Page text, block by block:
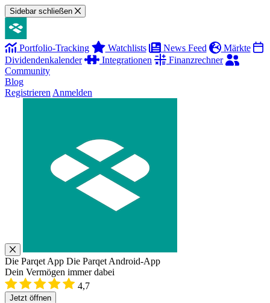
Sidebar schließen
Portfolio-Tracking Watchlists News Feed
Märkte
Dividendenkalender
Integrationen
Finanzrechner
Community
Blog
Registrieren Anmelden
Die Parqet App Die Parqet Android-App
Dein Vermögen immer dabei
4,7
Jetzt öffnen